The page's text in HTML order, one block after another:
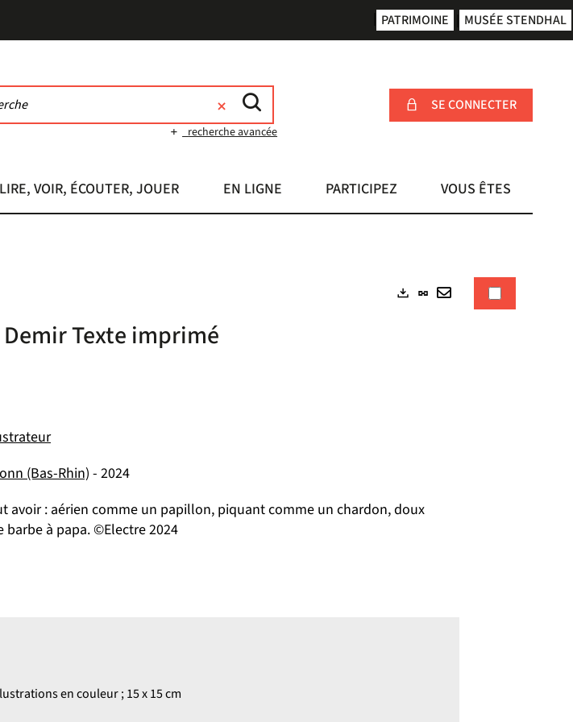
PATRIMOINE MUSÉE STENDHAL
recherche avancée
SE CONNECTER
LIRE, VOIR, ÉCOUTER, JOUER EN LIGNE PARTICIPEZ VOUS ÊTES
Lien
permanent
Envoyer
Texte imprimé
(Bas-Rhin)- 2024
avoir : aérien comme un papillon, piquant comme un chardon, doux
à papa. ©Electre 2024
en couleur ; 15 x 15 cm